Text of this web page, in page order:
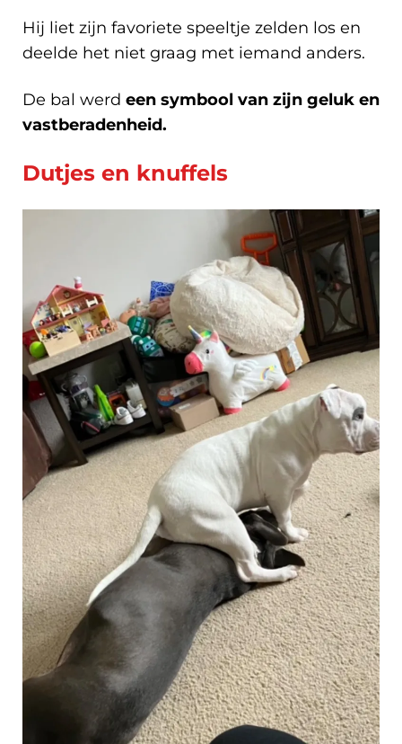
Hij liet zijn favoriete speeltje zelden los en
deelde het niet graag met iemand anders.
De bal werd een symbool van zijn geluk en
vastberadenheid.
Dutjes en knuffels